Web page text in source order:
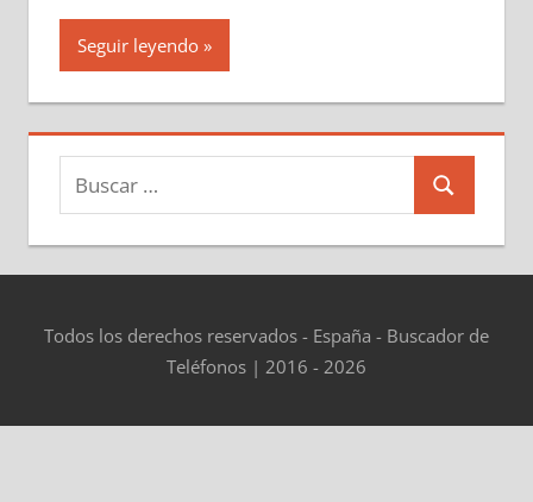
Seguir leyendo
Buscar:
Buscar
Todos los derechos reservados - España - Buscador de
Teléfonos | 2016 - 2026